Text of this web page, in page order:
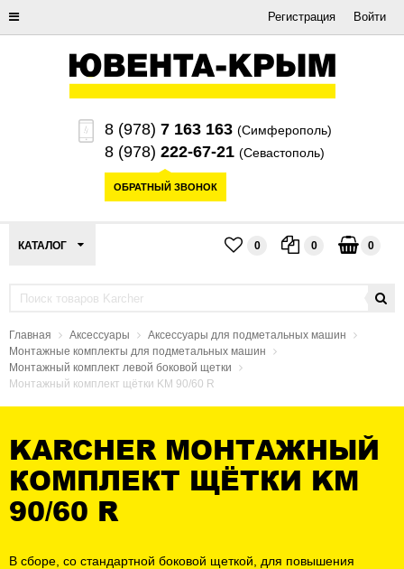
Регистрация Войти
8 (978) 7 163 163 (Симферополь)
8 (978) 222-67-21 (Севастополь)
ОБРАТНЫЙ ЗВОНОК
КАТАЛОГ 0 0 0
Главная Аксессуары
Аксессуары для подметальных машин
Монтажные комплекты для подметальных машин
Монтажный комплект левой боковой щетки
Монтажный комплект щётки KM 90/60 R
KARCHER МОНТАЖНЫЙ
КОМПЛЕКТ ЩЁТКИ KM
90/60 R
В сборе, со стандартной боковой щеткой, для повышения